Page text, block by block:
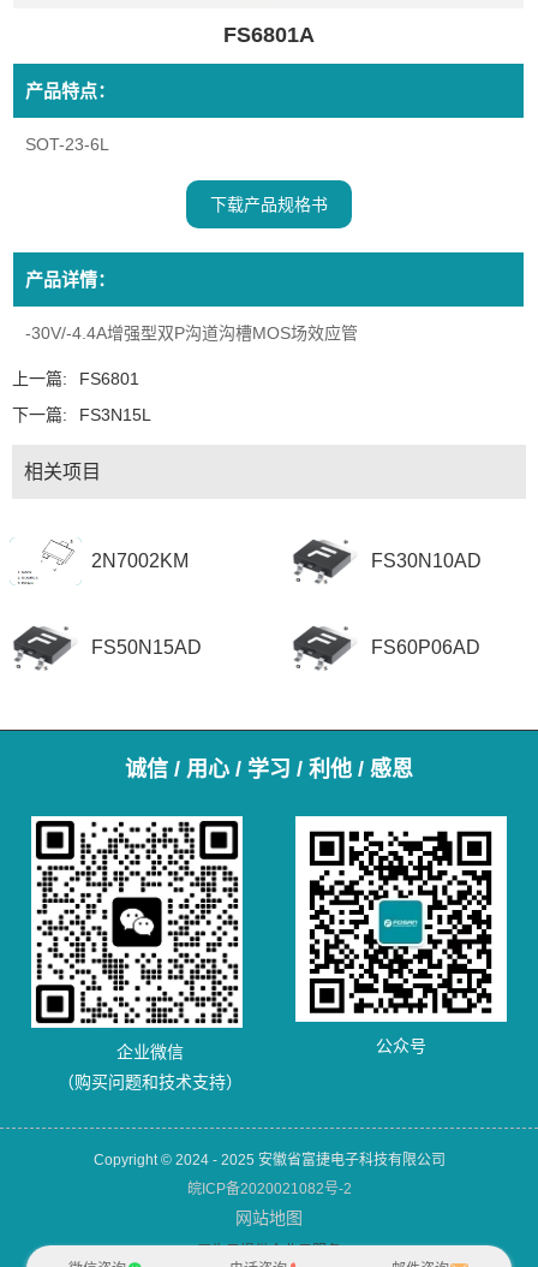
FS6801A
产品特点：
SOT-23-6L
下载产品规格书
产品详情：
-30V/-4.4A增强型双P沟道沟槽MOS场效应管
上一篇:
FS6801
下一篇:
FS3N15L
相关项目
2N7002KM FS30N10AD
FS50N15AD FS60P06AD
诚信 / 用心 / 学习 / 利他 / 感恩
企业微信
（购买问题和技术支持）
公众号
Copyright © 2024 - 2025 安徽省富捷电子科技有限公司
皖ICP备2020021082号-2
网站地图
犀牛云提供企业云服务